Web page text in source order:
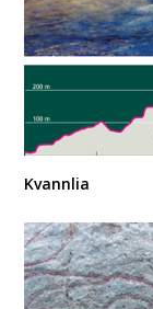
Kvannlia